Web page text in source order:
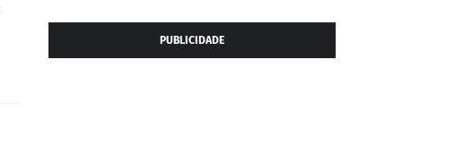
PUBLICIDADE